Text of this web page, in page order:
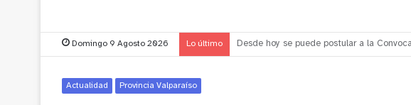
Domingo 9 Agosto 2026 Lo último Pymes acusan “retroceso injusto” y
Actualidad Provincia Valparaíso